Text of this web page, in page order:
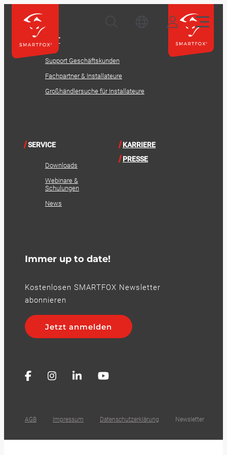
KONTAKT
Support Geschäftskunden
Fachpartner & Installateure
Großhändlersuche für Installateure
SERVICE
Downloads
Webinare &
Schulungen
News
KARRIERE
PRESSE
Immer up to date!
Kostenlosen SMARTFOX Newsletter
abonnieren
Jetzt anmelden
AGB Impressum Datenschutzerklärung Newsletter